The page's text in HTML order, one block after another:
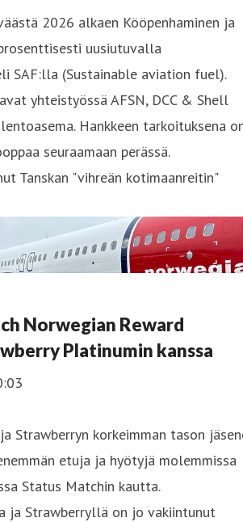
2026 alkaen Kööpenhaminen ja
uusiutuvalla
SAF:lla (Sustainable aviation fuel).
yhteistyössä AFSN, DCC & Shell
Hankkeen tarkoituksena
seuraamaan perässä.
Tanskan "vihreän kotimaanreitin"
Norwegian Reward
Platinumin kanssa
Strawberryn korkeimman tason
etuja ja hyötyjä molemmissa
Status Matchin kautta.
ja Strawberryllä on jo vakiintunut